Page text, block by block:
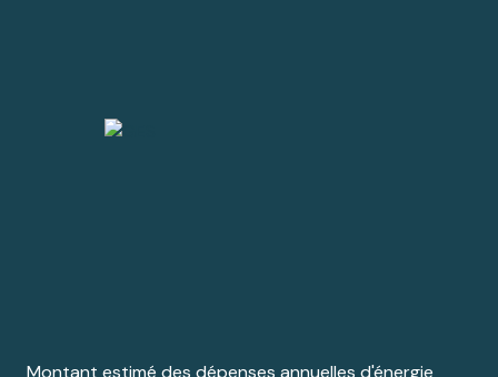
Montant estimé des dépenses annuelles d'énergie